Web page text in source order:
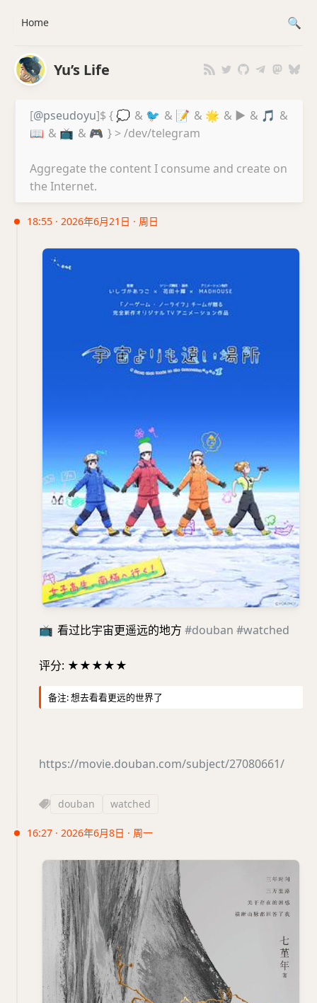
Yu’s Life
[@pseudoyu]$ { 💭 & 🐦 & 📝 & 🌟 & ▶️ & 🎵 &
📖 & 📺 & 🎮 } > /dev/telegram
Aggregate the content I consume and create on
the Internet.
18:55 · 2026年6月21日 · 周日
📺 看过比宇宙更遥远的地方 #douban #watched
评分: ★★★★★
备注: 想去看看更远的世界了
https://movie.douban.com/subject/27080661/
douban watched
16:27 · 2026年6月8日 · 周一
Home